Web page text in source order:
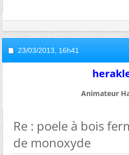
23/03/2013, 16h41
Animateur
Re : poele à bois
de monoxyde